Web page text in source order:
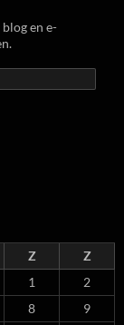
en e-
Z
Z
1
2
8
9